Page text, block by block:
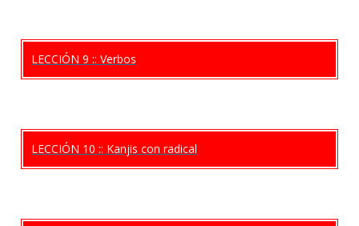
LECCIÓN 9 :: Verbos
LECCIÓN 10 :: Kanjis con radical